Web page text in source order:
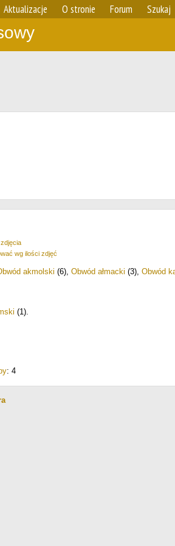
Aktualizacje O stronie Forum Szukaj
wg ilości zdjęć
akmolski (6), Obwód ałmacki (3), Obwód
(1).
: 4